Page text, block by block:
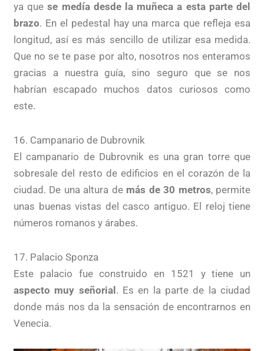
ya quese medía desde la muñeca a esta parte del
brazo. En el pedestal hay una marca que refleja esa
longitud, así es más sencillo de utilizar esa medida.
Que no se te pase por alto, nosotros nos enteramos
gracias a nuestra guía, sino seguro que se nos
habrían escapado muchos datos curiosos como
este.
16. Campanario de Dubrovnik
El campanario de Dubrovnik es una gran torre que
sobresale del resto de edificios en el corazón de la
ciudad. De una altura de más de 30 metros, permite
unas buenas vistas del casco antiguo. El reloj tiene
números romanos y árabes.
17. Palacio Sponza
Este palacio fue construido en 1521 y tiene un
aspecto muy señorial. Es en la parte de la ciudad
donde más nos da la sensación de encontrarnos en
Venecia.